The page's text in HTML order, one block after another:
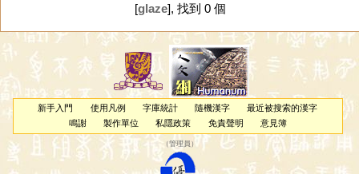
[glaze], 找到 0 個
新手入門 使用凡例 字庫統計 隨機漢字
最近被搜索的漢字
鳴謝
製作單位 私隱政策 免責聲明 意見簿
（管理員 ）